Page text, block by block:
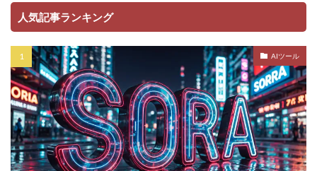
人気記事ランキング
AIツール